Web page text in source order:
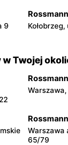
9
Rossmann
w Twojej
Rossmann
Warszawa,
Rossmann
Warszawa
65/79